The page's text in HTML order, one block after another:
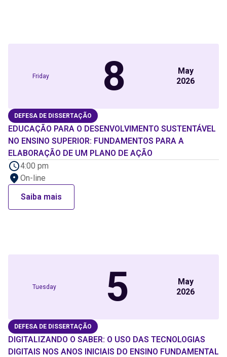
Friday 8
May
2026
DEFESA DE DISSERTAÇÃO
EDUCAÇÃO PARA O DESENVOLVIMENTO SUSTENTÁVEL
NO ENSINO SUPERIOR: FUNDAMENTOS PARA A
ELABORAÇÃO DE UM PLANO DE AÇÃO
4:00 pm
On-line
Saiba mais
Tuesday 5
May
2026
DEFESA DE DISSERTAÇÃO
DIGITALIZANDO O SABER: O USO DAS TECNOLOGIAS
DIGITAIS NOS ANOS INICIAIS DO ENSINO FUNDAMENTAL